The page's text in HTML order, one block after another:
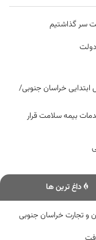
سر گذاشتیم
ابتدایی خراسان جنوبی/
بیمه سلامت قرار
داغ ترین ها
و تجارت خراسان جنوبی